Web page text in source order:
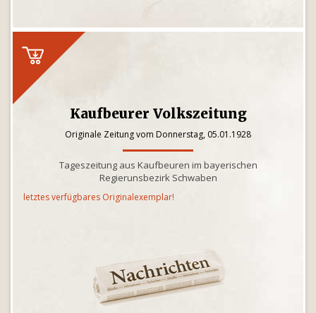
Kaufbeurer Volkszeitung
Originale Zeitung vom Donnerstag, 05.01.1928
Tageszeitung aus Kaufbeuren im bayerischen
Regierunsbezirk Schwaben
letztes verfügbares Originalexemplar!